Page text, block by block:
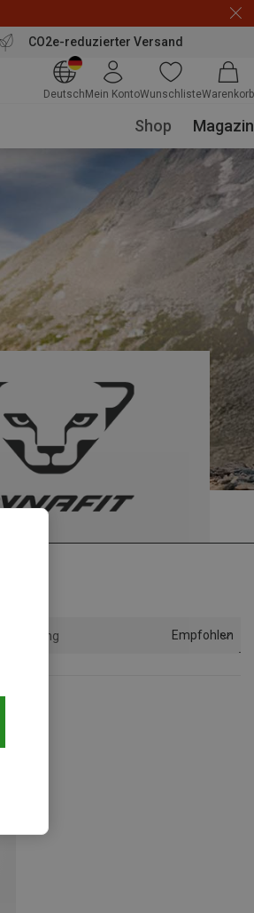
CO2e-reduzierter Versand
Deutsch Mein KontoWunschlisteWarenkorb
Shop Magazin
Sortierung Empfohlen